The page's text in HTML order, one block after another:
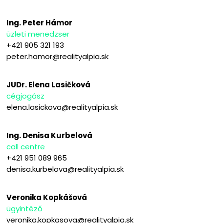
Ing. Peter Hámor
üzleti menedzser
+421 905 321 193
peter.hamor@realityalpia.sk
JUDr. Elena Lasičková
cégjogász
elena.lasickova@realityalpia.sk
Ing. Denisa Kurbelová
call centre
+421 951 089 965
denisa.kurbelova@realityalpia.sk
Veronika Kopkášová
ügyintéző
veronika.kopkasova@realityalpia.sk